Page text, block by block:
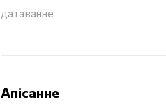
датаванне
Апісанне